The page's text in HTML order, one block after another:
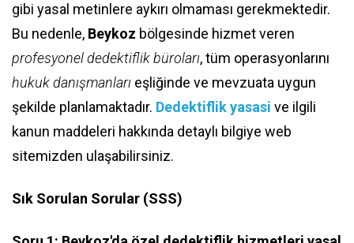
gibi yasal metinlere aykırı olmaması gerekmektedir.
Bu nedenle, Beykoz bölgesinde hizmet veren
profesyonel dedektiflik büroları, tüm operasyonlarını
hukuk danışmanları eşliğinde ve mevzuata uygun
şekilde planlamaktadır. Dedektiflik yasasi ve ilgili
kanun maddeleri hakkında detaylı bilgiye web
sitemizden ulaşabilirsiniz.
Sık Sorulan Sorular (SSS)